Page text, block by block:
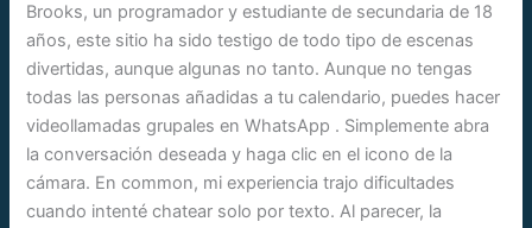
Brooks, un programador y estudiante de secundaria de 18
años, este sitio ha sido testigo de todo tipo de escenas
divertidas, aunque algunas no tanto. Aunque no tengas
todas las personas añadidas a tu calendario, puedes hacer
videollamadas grupales en WhatsApp . Simplemente abra
la conversación deseada y haga clic en el icono de la
cámara. En common, mi experiencia trajo dificultades
cuando intenté chatear solo por texto. Al parecer, la